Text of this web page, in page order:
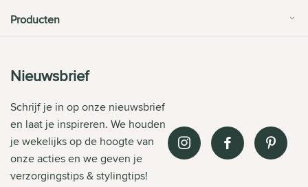
Producten
Nieuwsbrief
Schrijf je in op onze nieuwsbrief
en laat je inspireren. We houden
je wekelijks op de hoogte van
onze acties en we geven je
verzorgingstips & stylingtips!